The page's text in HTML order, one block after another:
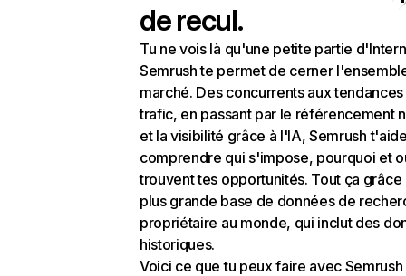
de recul.
Tu ne vois là qu'une petite partie
Semrush te permet de cerner
marché. Des concurrents aux
trafic, en passant par le référencement
et la visibilité grâce à l'IA, Semrush
comprendre qui s'impose, pourquoi et
trouvent tes opportunités. Tout ça grâce
plus grande base de données de
propriétaire au monde, qui inclut des
historiques.
Voici ce que tu peux faire avec Semrush